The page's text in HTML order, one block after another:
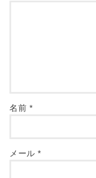
名前 *
メール *